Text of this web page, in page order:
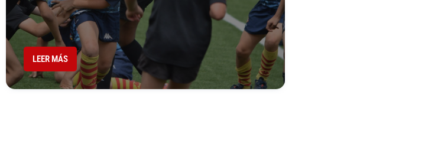
LEER MÁS